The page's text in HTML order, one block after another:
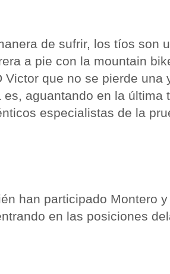
de sufrir, los tíos son
a pie con la mountain
Victor que no se pierde una
es, aguantando en la última
especialistas de la
han participado Montero
en las posiciones